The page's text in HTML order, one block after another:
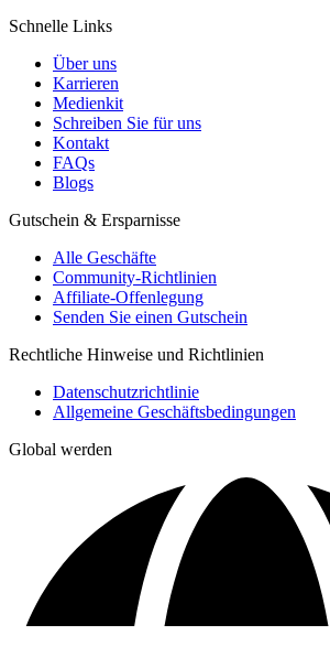
Schnelle Links
Über uns
Karrieren
Medienkit
Schreiben Sie für uns
Kontakt
FAQs
Blogs
Gutschein & Ersparnisse
Alle Geschäfte
Community-Richtlinien
Affiliate-Offenlegung
Senden Sie einen Gutschein
Rechtliche Hinweise und Richtlinien
Datenschutzrichtlinie
Allgemeine Geschäftsbedingungen
Global werden